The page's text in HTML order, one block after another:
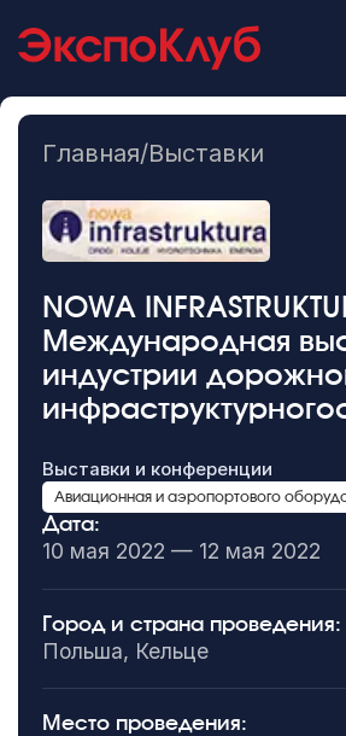
Главная/Выставки
NOWA
Международная
индустрии
Выставки и конференции
Авиационная и аэропортового
Дата:
10 мая 2022 — 12 мая 2022
Город и страна проведения:
Польша, Кельце
Место проведения: